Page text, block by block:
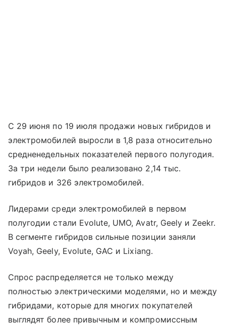
С 29 июня по 19 июля продажи новых гибридов и
электромобилей выросли в 1,8 раза относительно
средненедельных показателей первого полугодия.
За три недели было реализовано 2,14 тыс.
гибридов и 326 электромобилей.
Лидерами среди электромобилей в первом
полугодии стали Evolute, UMO, Avatr, Geely и Zeekr.
В сегменте гибридов сильные позиции заняли
Voyah, Geely, Evolute, GAC и Lixiang.
Спрос распределяется не только между
полностью электрическими моделями, но и между
гибридами, которые для многих покупателей
выглядят более привычным и компромиссным